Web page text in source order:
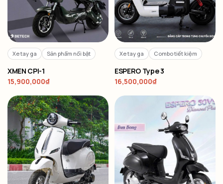
Xe tay ga Sản phẩm nổi bật
XMEN CPI-1
15,900,000₫
Xe tay ga Combo tiết kiệm
ESPERO Type 3
16,500,000₫